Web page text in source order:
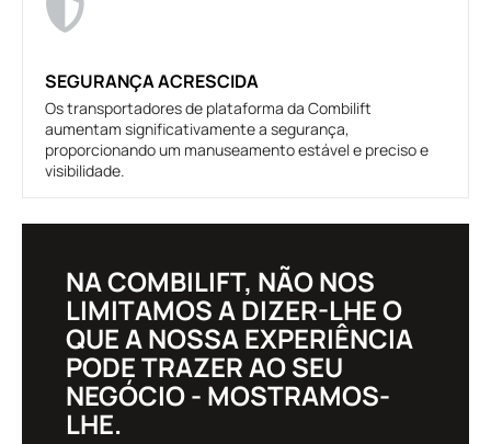
SEGURANÇA ACRESCIDA
Os transportadores de plataforma da Combilift
aumentam significativamente a segurança,
proporcionando um manuseamento estável e preciso e
visibilidade.
NA COMBILIFT, NÃO NOS
LIMITAMOS A DIZER-LHE O
QUE A NOSSA EXPERIÊNCIA
PODE TRAZER AO SEU
NEGÓCIO - MOSTRAMOS-
LHE.